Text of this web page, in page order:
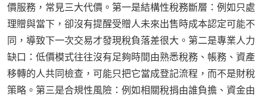
價服務，常見三大代價。第一是結構性稅務斷層：例如只處
理贈與當下，卻沒有提醒受贈人未來出售時成本認定可能不
同，導致下一次交易才發現稅負落差很大。第二是專業人力
缺口：低價模式往往沒有足夠時間由熟悉稅務、帳務、資產
移轉的人共同檢查，可能只把它當成登記流程，而不是財稅
策略。第三是合規性風險：例如相關稅捐由誰負擔、資金由